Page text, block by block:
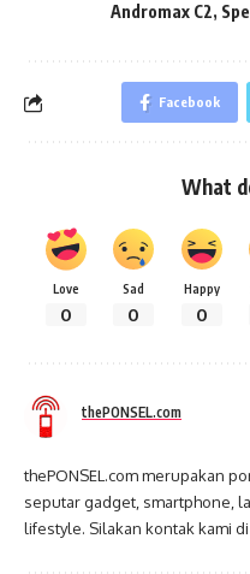
Andromax C2,
Facebook
What
Love
0
Sad
0
Happy
0
thePONSEL.com
thePONSEL.com merupakan
seputar gadget, smartphone,
lifestyle. Silakan kontak kami